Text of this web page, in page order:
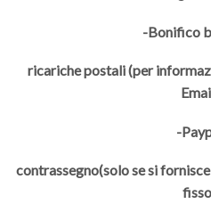
-Bonifico
ricariche postali (per
-
contrassegno(solo se si